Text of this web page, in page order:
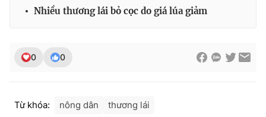
thông tin từ website này.
Nhiều thương lái bỏ cọc do giá lúa giảm
0 0
Từ khóa: nông dân thương lái